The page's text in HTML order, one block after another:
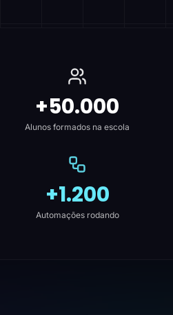
+50.000
Alunos formados na escola
+1.200
Automações rodando